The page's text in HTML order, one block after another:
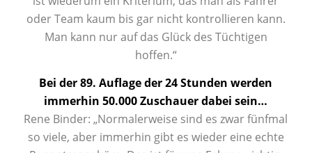
oder Team kaum bis gar nicht kontrollieren kann.
Man kann nur auf das Glück des Tüchtigen
hoffen.“
Bei der 89. Auflage der 24 Stunden werden
immerhin 50.000 Zuschauer dabei sein…
Rene Binder: „Normalerweise sind es zwar fünfmal
so viele, aber immerhin gibt es wieder eine echte